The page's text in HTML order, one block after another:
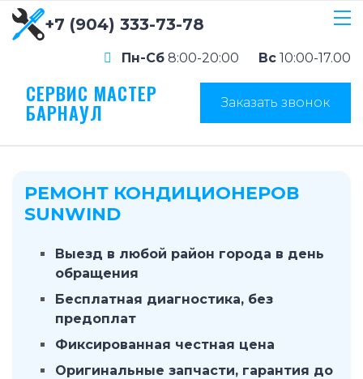
+7 (904) 333-73-78
Пн-Сб 8:00-20:00 Вс 10:00-17.00
СЕРВИС МАСТЕР
БАРНАУЛ Заказать звонок
РЕМОНТ КОНДИЦИОНЕРОВ
SUNWIND
Выезд в любой район города в день
обращения
Бесплатная диагностика, без
предоплат
Фиксированная честная цена
Оригинальные запчасти, гарантия до